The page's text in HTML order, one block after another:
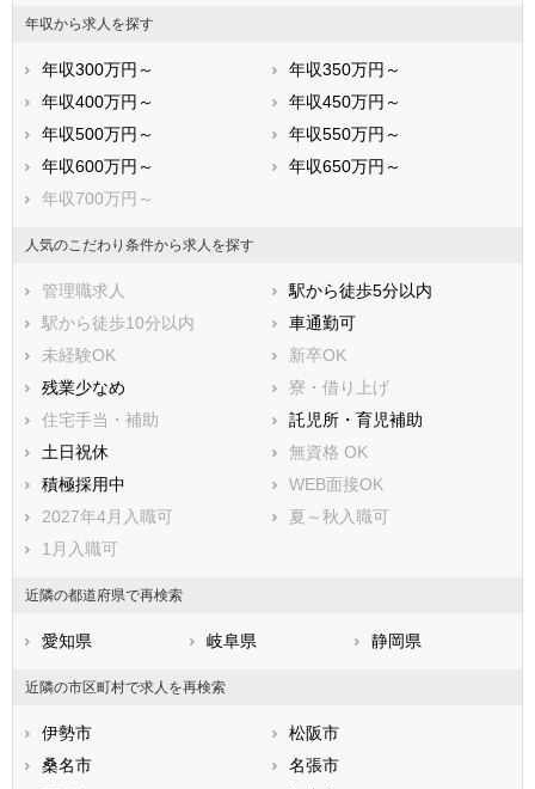
年収から求人を探す
年収300万円～
年収350万円～
年収400万円～
年収450万円～
年収500万円～
年収550万円～
年収600万円～
年収650万円～
年収700万円～
人気のこだわり条件から求人を探す
管理職求人
駅から徒歩5分以内
駅から徒歩10分以内
車通勤可
未経験OK
新卒OK
残業少なめ
寮・借り上げ
住宅手当・補助
託児所・育児補助
土日祝休
無資格 OK
積極採用中
WEB面接OK
2027年4月入職可
夏～秋入職可
1月入職可
近隣の都道府県で再検索
愛知県 岐阜県 静岡県
近隣の市区町村で求人を再検索
伊勢市
松阪市
桑名市
名張市